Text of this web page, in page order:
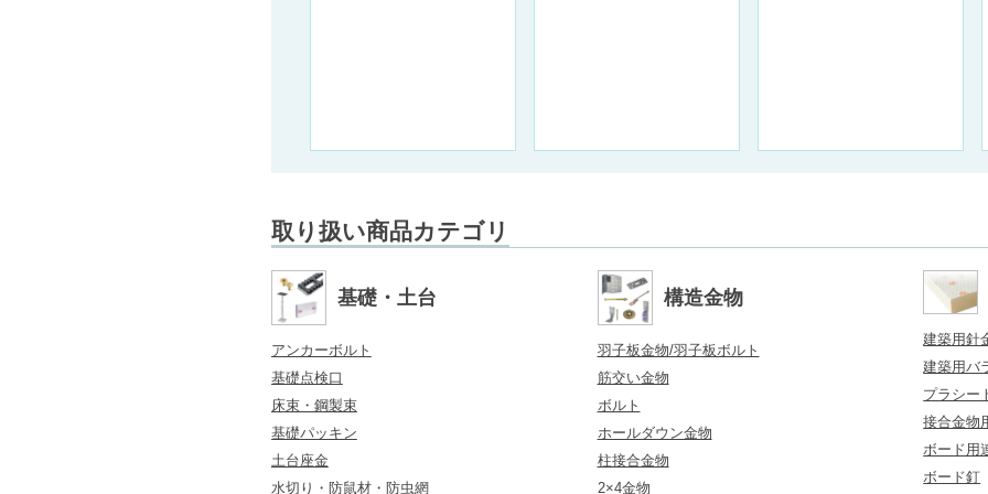
取り扱い商品カテゴリ
基礎・土台
アンカーボルト
基礎点検口
床束・鋼製束
基礎パッキン
土台座金
水切り・防鼠材・防虫網
構造金物
羽子板金物/羽子板ボルト
筋交い金物
ボルト
ホールダウン金物
柱接合金物
2×4金物
建築用針
建築用バ
プラシー
接合金物
ボード用
ボード釘